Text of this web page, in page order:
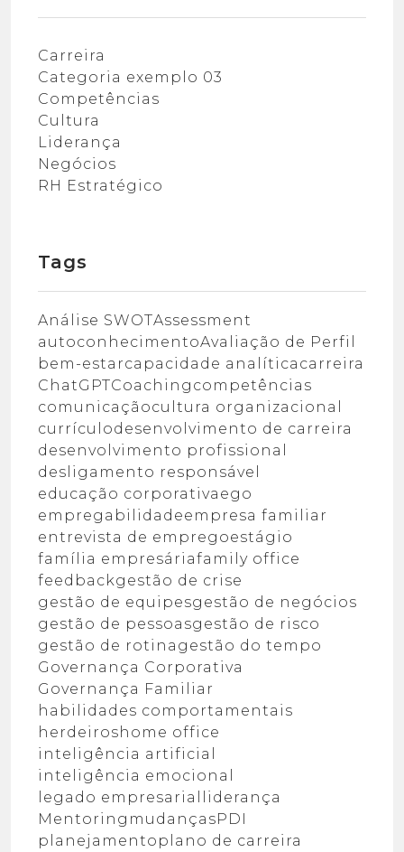
Carreira
Categoria exemplo 03
Competências
Cultura
Liderança
Negócios
RH Estratégico
Tags
Análise SWOTAssessment
autoconhecimentoAvaliação de Perfil
bem-estarcapacidade analítica carreira
ChatGPTCoaching competências
comunicaçãocultura organizacional
currículodesenvolvimento de carreira
desenvolvimento profissional
desligamento responsável
educação corporativa ego
empregabilidadeempresa familiar
entrevista de empregoestágio
família empresáriafamily office
feedbackgestão de crise
gestão de equipesgestão de negócios
gestão de pessoasgestão de risco
gestão de rotina gestão do tempo
Governança Corporativa
Governança Familiar
habilidades comportamentais
herdeiroshome office
inteligência artificial
inteligência emocional
legado empresarial
liderança
Mentoring mudançasPDI
planejamento plano de carreira